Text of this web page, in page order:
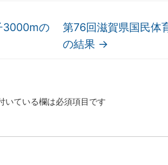
3000mの
第76回滋賀県国民
の結果 →
いている欄は必須項目です